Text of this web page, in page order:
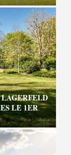
LE 1ER